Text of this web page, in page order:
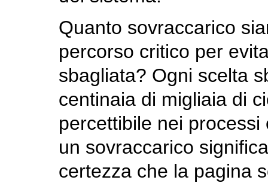
Quanto sovraccarico
percorso critico per
sbagliata? Ogni scelta
centinaia di migliaia di
percettibile nei
un sovraccarico
certezza che la pagina